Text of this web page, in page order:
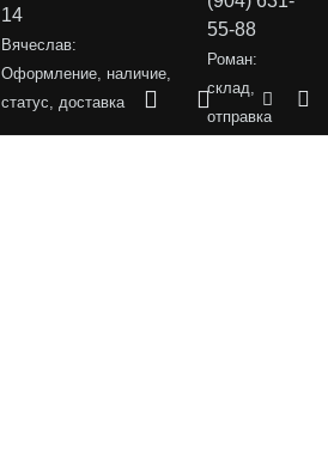
14
Вячеслав:
Оформление, наличие,
статус, доставка
55-88
Роман:
склад,
отправка